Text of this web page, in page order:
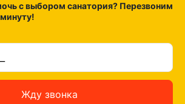
с выбором санатория? Перезвоним
минуту!
Жду звонка